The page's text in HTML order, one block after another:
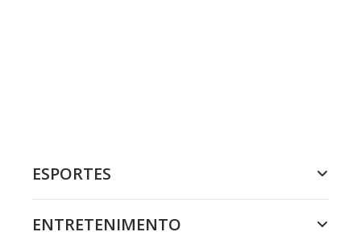
ESPORTES
ENTRETENIMENTO